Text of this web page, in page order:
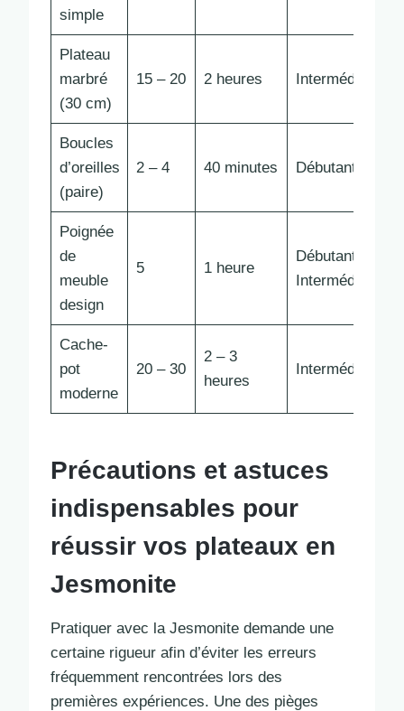
simple
Plateau
marbré
(30 cm)
15 – 20 2 heures Intermédiaire
Boucles
d’oreilles
(paire)
2 – 4 40 minutes Débutant
Poignée
de
meuble
design
5 1 heure
Débutant –
Intermédiaire
Cache-
pot
moderne
20 – 30
2 – 3
heures
Intermédiaire
Précautions et astuces
indispensables pour
réussir vos plateaux en
Jesmonite
Pratiquer avec la Jesmonite demande une
certaine rigueur afin d’éviter les erreurs
fréquemment rencontrées lors des
premières expériences. Une des pièges